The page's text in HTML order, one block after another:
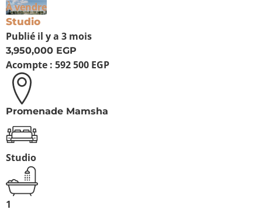
À vendre
Studio
Publié il y a 3 mois
3,950,000 EGP
Acompte : 592 500 EGP
Promenade Mamsha
Studio
1